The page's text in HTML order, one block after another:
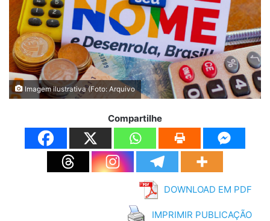
Imagem ilustrativa (Foto: Arquivo
Compartilhe
DOWNLOAD EM PDF
IMPRIMIR PUBLICAÇÃO